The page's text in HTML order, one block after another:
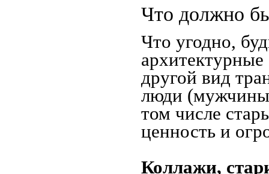
Что должно
Что угодно,
другой вид
люди
том числе
ценность и
Коллажи,